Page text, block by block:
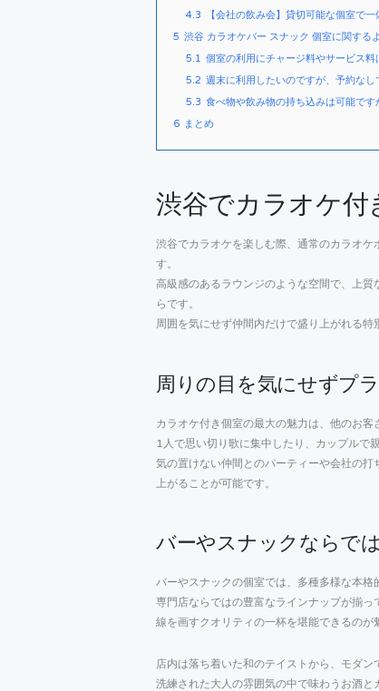
4.3
【会社の飲み会】貸切可能な個室で
5 渋谷 カラオケバー スナック 個室に関する
5.1 個室の利用にチャージ料やサービス料
5.2 週末に利用したいのですが、予約なし
5.3 食べ物や飲み物の持ち込みは可能です
6 まとめ
渋谷でカラオケ付
渋谷でカラオケを楽しむ際、通常のカラオ
す。
高級感のあるラウンジのような空間で、上
らです。
周囲を気にせず仲間内だけで盛り上がれる特
周りの目を気にせずプ
カラオケ付き個室の最大の魅力は、他のお客
1人で思い切り歌に集中したり、カップルで
気の置けない仲間とのパーティーや会社の
上がることが可能です。
バーやスナックならで
バーやスナックの個室では、多種多様な本格
専門店ならではの豊富なラインナップが揃
線を画すクオリティの一杯を堪能できるのが
店内は落ち着いた和のテイストから、モダン
洗練された大人の雰囲気の中で味わうお酒と